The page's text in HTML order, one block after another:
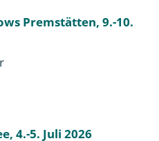
Premstätten, 9.-10.
4.-5. Juli 2026